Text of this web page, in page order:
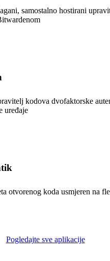
samostalno hostirani
kodova dvofaktorske
uređaje
otvorenog koda usmjeren na
Pogledajte sve aplikacije